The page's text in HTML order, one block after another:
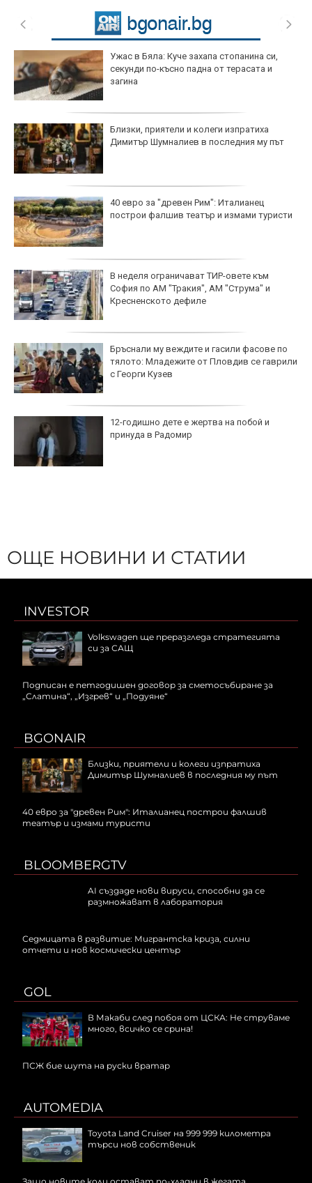
Ужас в Бяла: Куче захапа стопанина си,
секунди по-късно падна от терасата и
загина
Близки, приятели и колеги изпратиха
Димитър Шумналиев в последния му път
40 евро за "древен Рим": Италианец
построи фалшив театър и измами туристи
В неделя ограничават ТИР-овете към
София по АМ "Тракия", АМ "Струма" и
Кресненското дефиле
Бръснали му веждите и гасили фасове по
тялото: Младежите от Пловдив се гаврили
с Георги Кузев
12-годишно дете е жертва на побой и
принуда в Радомир
ОЩЕ НОВИНИ И СТАТИИ
INVESTOR
Volkswagen ще преразгледа стратегията
си за САЩ
Подписан е петгодишен договор за сметосъбиране за
„Слатина“, „Изгрев“ и „Подуяне“
BGONAIR
Близки, приятели и колеги изпратиха
Димитър Шумналиев в последния му път
40 евро за "древен Рим": Италианец построи фалшив
театър и измами туристи
BLOOMBERGTV
AI създаде нови вируси, способни да се
размножават в лаборатория
Седмицата в развитие: Мигрантска криза, силни
отчети и нов космически център
GOL
В Макаби след побоя от ЦСКА: Не струваме
много, всичко се срина!
ПСЖ бие шута на руски вратар
AUTOMEDIA
Toyota Land Cruiser на 999 999 километра
търси нов собственик